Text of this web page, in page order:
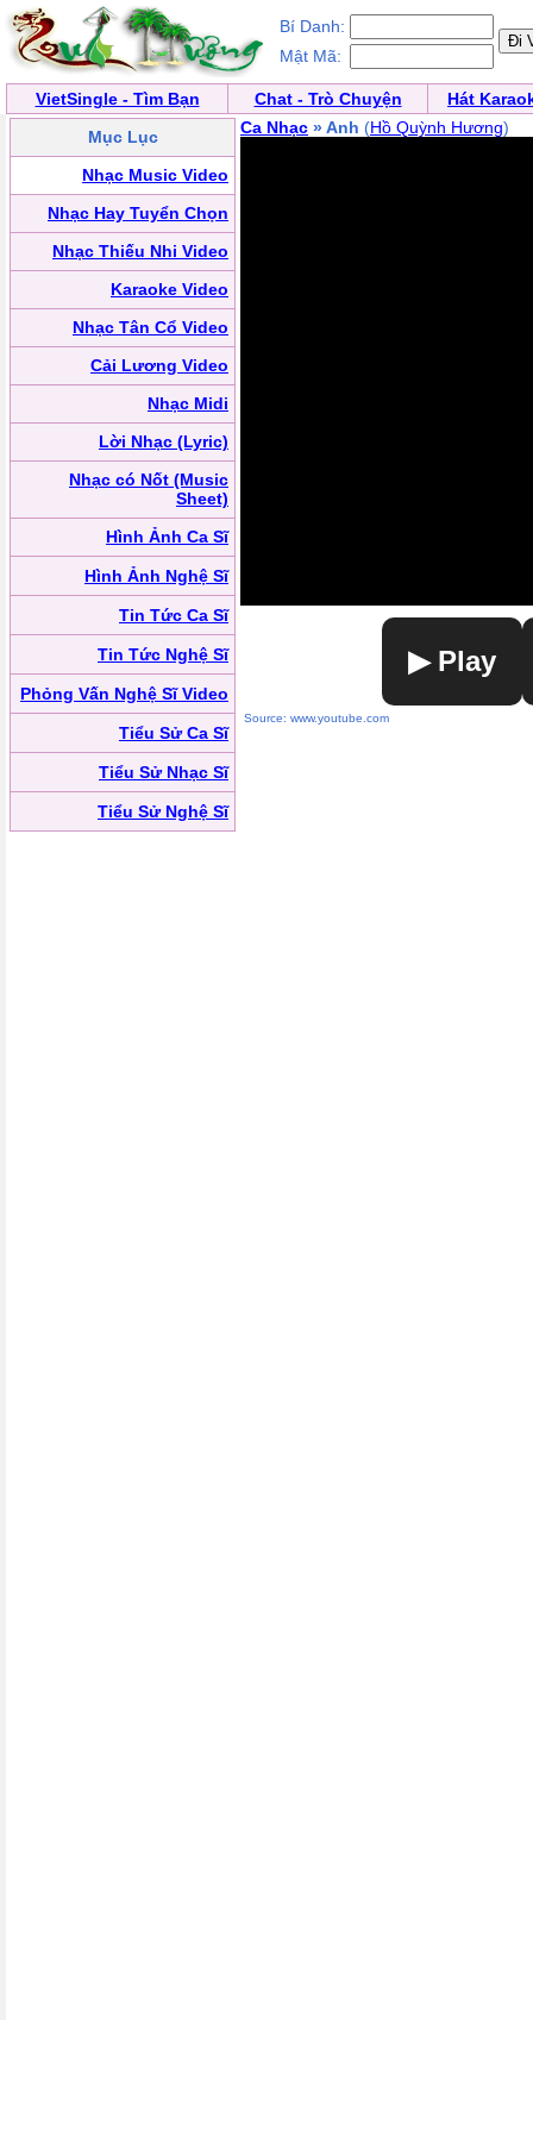
Bí Danh:
Mật Mã:
VietSingle - Tìm Bạn Chat - Trò Chuyện
Hát
Mục Lục
Nhạc Music Video
Nhạc Hay Tuyển Chọn
Nhạc Thiếu Nhi Video
Karaoke Video
Nhạc Tân Cổ Video
Cải Lương Video
Nhạc Midi
Lời Nhạc (Lyric)
Nhạc có Nốt (Music
Sheet)
Hình Ảnh Ca Sĩ
Hình Ảnh Nghệ Sĩ
Tin Tức Ca Sĩ
Tin Tức Nghệ Sĩ
Phỏng Vấn Nghệ Sĩ Video
Tiểu Sử Ca Sĩ
Tiểu Sử Nhạc Sĩ
Tiểu Sử Nghệ Sĩ
Ca Nhạc » Anh (Hồ Quỳnh Hương)
▶ Play
Source: www.youtube.com